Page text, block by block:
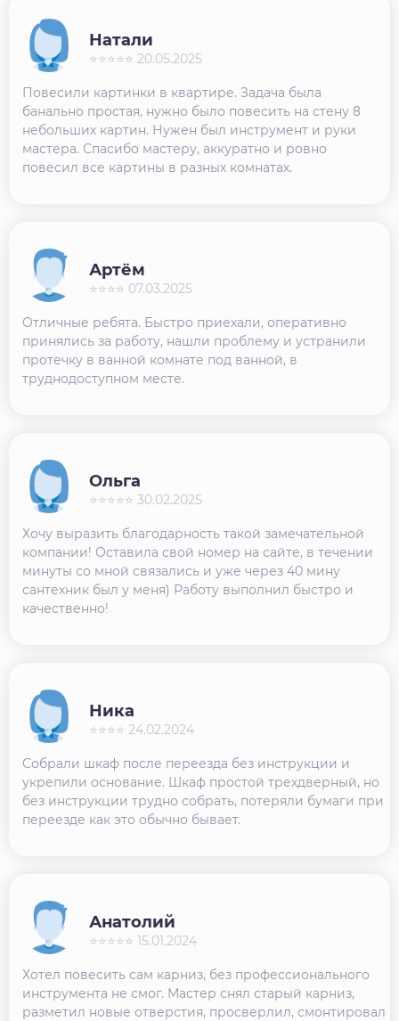
Повесили картинки в квартире. Задача была
банально простая, нужно было повесить на стену 8
небольших картин. Нужен был инструмент и руки
мастера. Спасибо мастеру, аккуратно и ровно
повесил все картины в разных комнатах.
Натали
⭐⭐⭐⭐⭐ 20.05.2025
Отличные ребята. Быстро приехали, оперативно
принялись за работу, нашли проблему и устранили
протечку в ванной комнате под ванной, в
труднодоступном месте.
Артём
⭐⭐⭐⭐ 07.03.2025
Хочу выразить благодарность такой замечательной
компании! Оставила свой номер на сайте, в течении
минуты со мной связались и уже через 40 мину
сантехник был у меня) Работу выполнил быстро и
качественно!
Ольга
⭐⭐⭐⭐⭐ 30.02.2025
Собрали шкаф после переезда без инструкции и
укрепили основание. Шкаф простой трехдверный, но
без инструкции трудно собрать, потеряли бумаги при
переезде как это обычно бывает.
Ника
⭐⭐⭐⭐ 24.02.2024
Хотел повесить сам карниз, без профессионального
инструмента не смог. Мастер снял старый карниз,
разметил новые отверстия, просверлил, смонтировал
Анатолий
⭐⭐⭐⭐⭐ 15.01.2024